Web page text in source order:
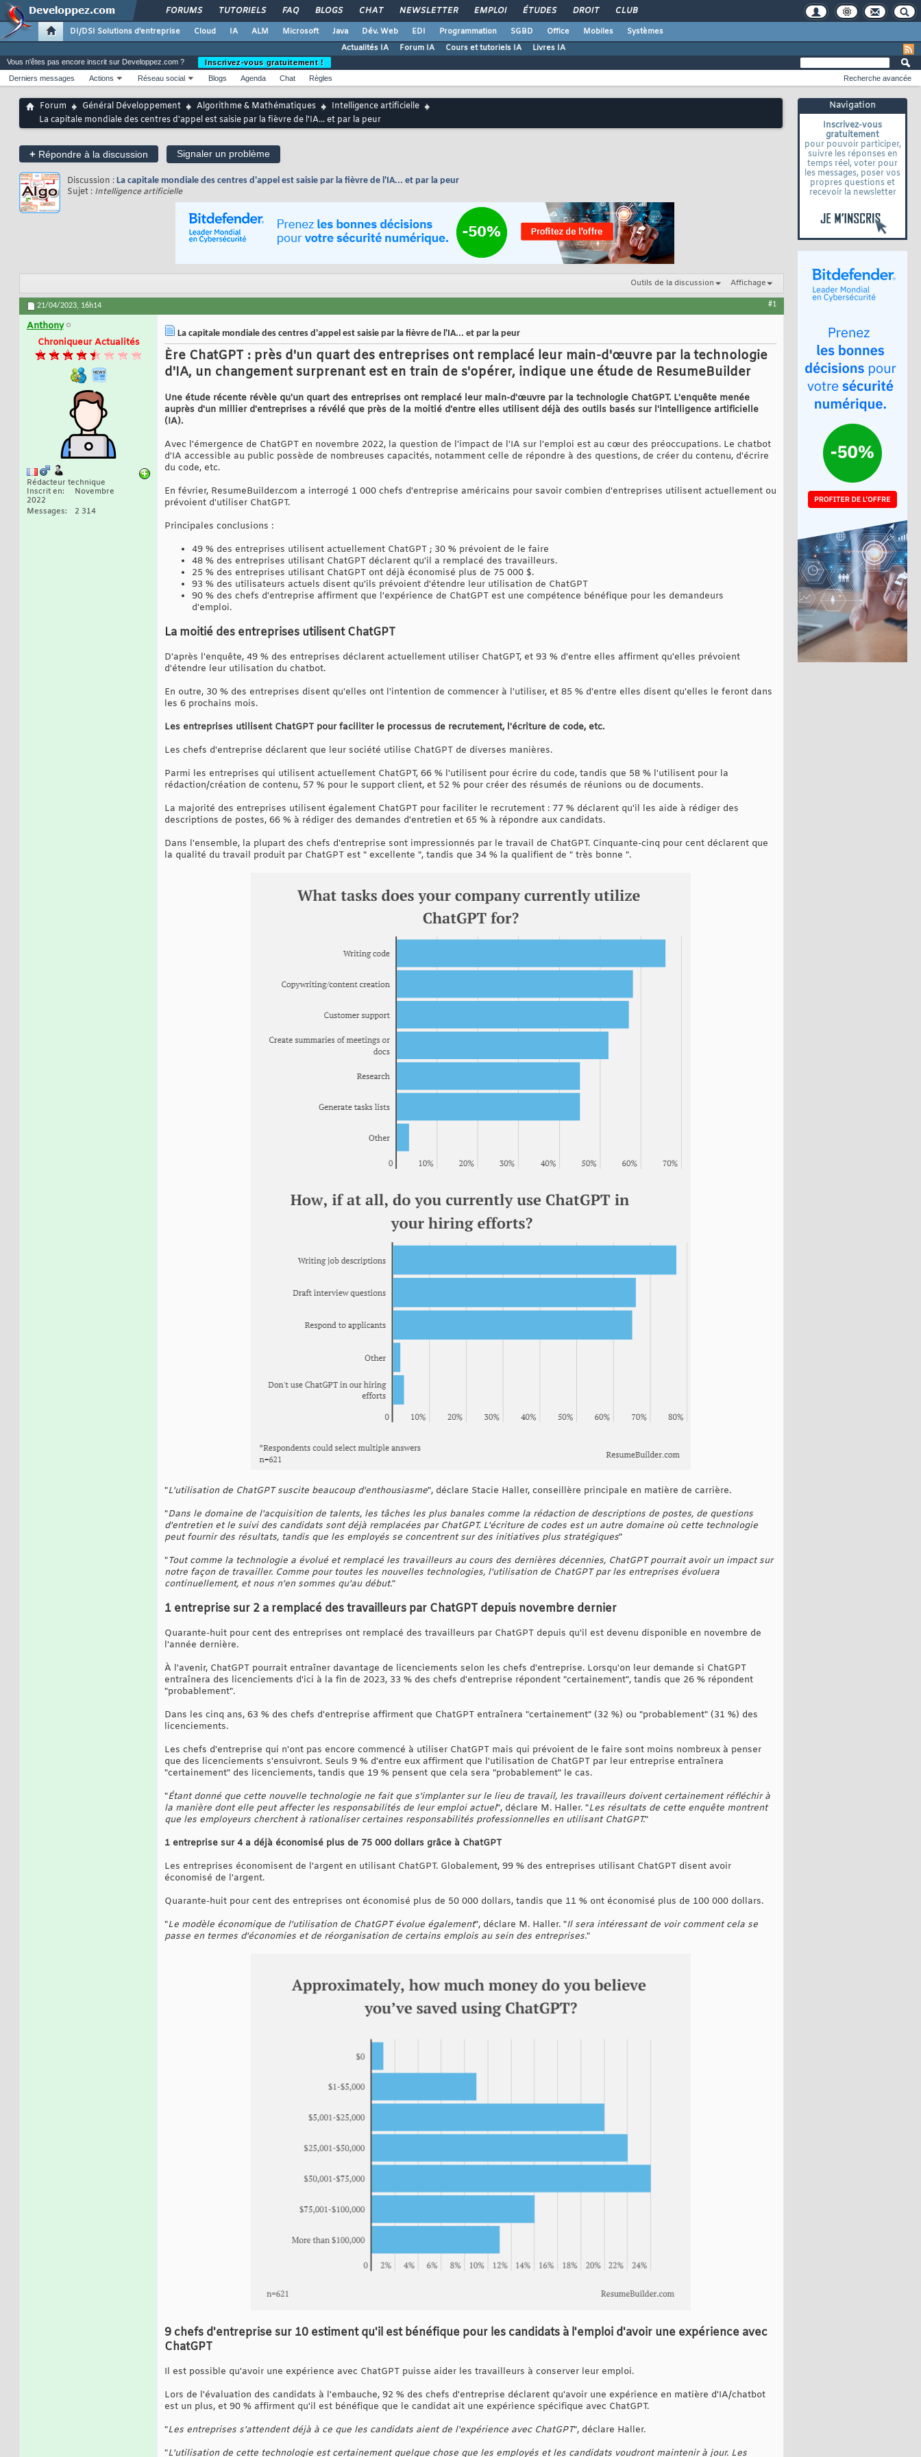
FORUMS TUTORIELS FAQ BLOGS CHAT NEWSLETTER EMPLOI ÉTUDES DROIT CLUB
DI/DSI Solutions d'entreprise Cloud IA ALM Microsoft Java Dév. Web EDI Programmation SGBD Office Mobiles
Systèmes
Actualités IA
Forum IA Cours et tutoriels IA Livres IA
Navigation
Inscrivez-vous
gratuitement
pour pouvoir participer,
suivre les réponses en
temps réel, voter pour
les messages, poser vos
propres questions et
recevoir la newsletter
Vous n'êtes pas encore inscrit sur Developpez.com ?
Inscrivez-vous gratuitement !
Derniers messages
Actions Réseau social Blogs Agenda Chat Règles Recherche avancée
Forum Général Développement Algorithme & Mathématiques
Intelligence artificielle
La capitale mondiale des centres d'appel est saisie par la fièvre de l'IA... et par la peur
+ Répondre à la discussion Signaler un problème
Discussion : La capitale mondiale des centres d'appel est saisie par la fièvre de l'IA... et par la peur
Sujet : Intelligence artificielle
Outils de la discussion Affichage
21/04/2023, 16h14 #1
Anthony
Chroniqueur Actualités
Rédacteur technique
Inscrit en
Novembre
2022
Messages
2 314
La capitale mondiale des centres d'appel est saisie par la fièvre de l'IA... et par la peur
Ère ChatGPT : près d'un quart des entreprises ont remplacé leur main-d'œuvre par la technologie
d'IA, un changement surprenant est en train de s'opérer, indique une étude de ResumeBuilder
Une étude récente révèle qu'un quart des entreprises ont remplacé leur main-d'œuvre par la technologie ChatGPT. L'enquête menée
auprès d'un millier d'entreprises a révélé que près de la moitié d'entre elles utilisent déjà des outils basés sur l'intelligence artificielle
(IA).
Avec l'émergence de ChatGPT en novembre 2022, la question de l'impact de l'IA sur l'emploi est au cœur des préoccupations. Le chatbot
d'IA accessible au public possède de nombreuses capacités, notamment celle de répondre à des questions, de créer du contenu, d'écrire
du code, etc.
En février, ResumeBuilder.com a interrogé 1 000 chefs d'entreprise américains pour savoir combien d'entreprises utilisent actuellement ou
prévoient d'utiliser ChatGPT.
Principales conclusions :
49 % des entreprises utilisent actuellement ChatGPT ; 30 % prévoient de le faire
48 % des entreprises utilisant ChatGPT déclarent qu'il a remplacé des travailleurs.
25 % des entreprises utilisant ChatGPT ont déjà économisé plus de 75 000 $.
93 % des utilisateurs actuels disent qu'ils prévoient d'étendre leur utilisation de ChatGPT
90 % des chefs d'entreprise affirment que l'expérience de ChatGPT est une compétence bénéfique pour les demandeurs
d'emploi.
La moitié des entreprises utilisent ChatGPT
D'après l'enquête, 49 % des entreprises déclarent actuellement utiliser ChatGPT, et 93 % d'entre elles affirment qu'elles prévoient
d'étendre leur utilisation du chatbot.
En outre, 30 % des entreprises disent qu'elles ont l'intention de commencer à l'utiliser, et 85 % d'entre elles disent qu'elles le feront dans
les 6 prochains mois.
Les entreprises utilisent ChatGPT pour faciliter le processus de recrutement, l'écriture de code, etc.
Les chefs d'entreprise déclarent que leur société utilise ChatGPT de diverses manières.
Parmi les entreprises qui utilisent actuellement ChatGPT, 66 % l'utilisent pour écrire du code, tandis que 58 % l'utilisent pour la
rédaction/création de contenu, 57 % pour le support client, et 52 % pour créer des résumés de réunions ou de documents.
La majorité des entreprises utilisent également ChatGPT pour faciliter le recrutement : 77 % déclarent qu'il les aide à rédiger des
descriptions de postes, 66 % à rédiger des demandes d'entretien et 65 % à répondre aux candidats.
Dans l'ensemble, la plupart des chefs d'entreprise sont impressionnés par le travail de ChatGPT. Cinquante-cinq pour cent déclarent que
la qualité du travail produit par ChatGPT est " excellente ", tandis que 34 % la qualifient de " très bonne ".
"L'utilisation de ChatGPT suscite beaucoup d'enthousiasme", déclare Stacie Haller, conseillère principale en matière de carrière.
"Dans le domaine de l'acquisition de talents, les tâches les plus banales comme la rédaction de descriptions de postes, de questions
d'entretien et le suivi des candidats sont déjà remplacées par ChatGPT. L'écriture de codes est un autre domaine où cette technologie
peut fournir des résultats, tandis que les employés se concentrent sur des initiatives plus stratégiques"
"Tout comme la technologie a évolué et remplacé les travailleurs au cours des dernières décennies, ChatGPT pourrait avoir un impact sur
notre façon de travailler. Comme pour toutes les nouvelles technologies, l'utilisation de ChatGPT par les entreprises évoluera
continuellement, et nous n'en sommes qu'au début."
1 entreprise sur 2 a remplacé des travailleurs par ChatGPT depuis novembre dernier
Quarante-huit pour cent des entreprises ont remplacé des travailleurs par ChatGPT depuis qu'il est devenu disponible en novembre de
l'année dernière.
À l'avenir, ChatGPT pourrait entraîner davantage de licenciements selon les chefs d'entreprise. Lorsqu'on leur demande si ChatGPT
entraînera des licenciements d'ici à la fin de 2023, 33 % des chefs d'entreprise répondent "certainement", tandis que 26 % répondent
"probablement".
Dans les cinq ans, 63 % des chefs d'entreprise affirment que ChatGPT entraînera "certainement" (32 %) ou "probablement" (31 %) des
licenciements.
Les chefs d'entreprise qui n'ont pas encore commencé à utiliser ChatGPT mais qui prévoient de le faire sont moins nombreux à penser
que des licenciements s'ensuivront. Seuls 9 % d'entre eux affirment que l'utilisation de ChatGPT par leur entreprise entraînera
"certainement" des licenciements, tandis que 19 % pensent que cela sera "probablement" le cas.
"Étant donné que cette nouvelle technologie ne fait que s'implanter sur le lieu de travail, les travailleurs doivent certainement réfléchir à
la manière dont elle peut affecter les responsabilités de leur emploi actuel", déclare M. Haller. "Les résultats de cette enquête montrent
que les employeurs cherchent à rationaliser certaines responsabilités professionnelles en utilisant ChatGPT."
1 entreprise sur 4 a déjà économisé plus de 75 000 dollars grâce à ChatGPT
Les entreprises économisent de l'argent en utilisant ChatGPT. Globalement, 99 % des entreprises utilisant ChatGPT disent avoir
économisé de l'argent.
Quarante-huit pour cent des entreprises ont économisé plus de 50 000 dollars, tandis que 11 % ont économisé plus de 100 000 dollars.
"Le modèle économique de l'utilisation de ChatGPT évolue également", déclare M. Haller. "Il sera intéressant de voir comment cela se
passe en termes d'économies et de réorganisation de certains emplois au sein des entreprises."
9 chefs d'entreprise sur 10 estiment qu'il est bénéfique pour les candidats à l'emploi d'avoir une expérience avec
ChatGPT
Il est possible qu'avoir une expérience avec ChatGPT puisse aider les travailleurs à conserver leur emploi.
Lors de l'évaluation des candidats à l'embauche, 92 % des chefs d'entreprise déclarent qu'avoir une expérience en matière d'IA/chatbot
est un plus, et 90 % affirment qu'il est bénéfique que le candidat ait une expérience spécifique avec ChatGPT.
"Les entreprises s'attendent déjà à ce que les candidats aient de l'expérience avec ChatGPT", déclare Haller.
"L'utilisation de cette technologie est certainement quelque chose que les employés et les candidats voudront maintenir à jour. Les